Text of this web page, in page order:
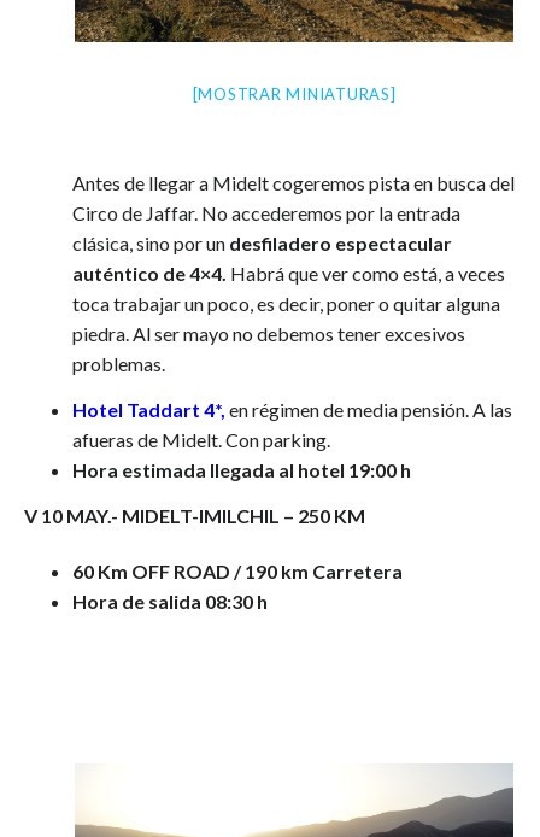
[MOSTRAR MINIATURAS]
Antes de llegar a Midelt cogeremos pista en busca del
Circo de Jaffar. No accederemos por la entrada
clásica, sino por un desfiladero espectacular
auténtico de 4×4. Habrá que ver como está, a veces
toca trabajar un poco, es decir, poner o quitar alguna
piedra. Al ser mayo no debemos tener excesivos
problemas.
Hotel Taddart 4*, en régimen de media pensión. A las
afueras de Midelt. Con parking.
Hora estimada llegada al hotel 19:00 h
V 10 MAY.- MIDELT-IMILCHIL – 250 KM
60 Km OFF ROAD / 190 km Carretera
Hora de salida 08:30 h